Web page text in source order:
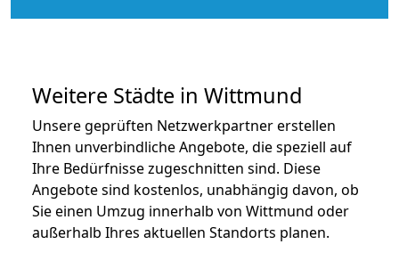
Weitere Städte in Wittmund
Unsere geprüften Netzwerkpartner erstellen
Ihnen unverbindliche Angebote, die speziell auf
Ihre Bedürfnisse zugeschnitten sind. Diese
Angebote sind kostenlos, unabhängig davon, ob
Sie einen Umzug innerhalb von Wittmund oder
außerhalb Ihres aktuellen Standorts planen.